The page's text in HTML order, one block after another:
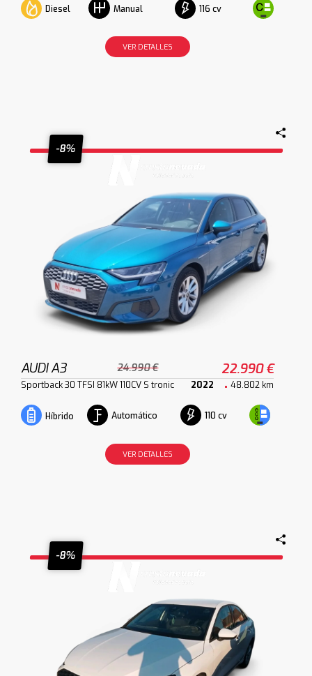
Diesel Manual 116 cv
VER DETALLES
-8%
AUDI A3 24.990 € 22.990 €
Sportback 30 TFSI 81kW 110CV S tronic 2022 48.802 km
Híbrido Automático 110 cv
VER DETALLES
-8%